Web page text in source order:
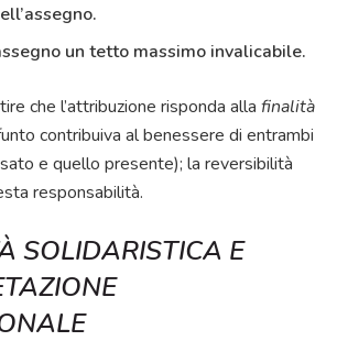
un tetto massimo invalicabile.
che l’attribuzione risponda alla finalità
contribuiva al benessere di entrambi
e quello presente); la reversibilità
responsabilità.
SOLIDARISTICA E